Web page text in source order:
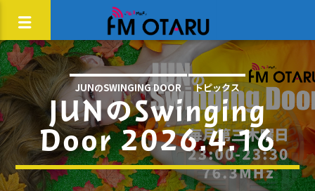
JUNのSWINGING DOOR トピックス
JUNのSwinging
Door 2026.4.16